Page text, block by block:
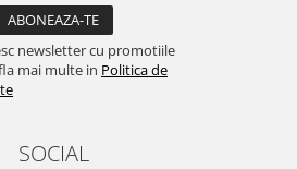
newsletter cu promotiile
mai multe in Politica de
SOCIAL